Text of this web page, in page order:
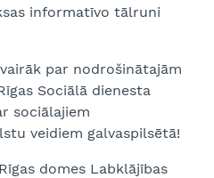
informatīvo tālruni
par nodrošinātajām
Sociālā dienesta
sociālajiem
veidiem galvaspilsētā!
domes Labklājības